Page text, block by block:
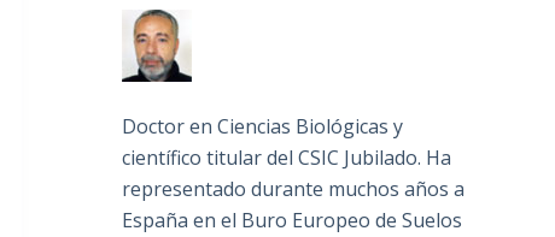
Doctor en Ciencias Biológicas y
científico titular del CSIC Jubilado. Ha
representado durante muchos años a
España en el Buro Europeo de Suelos